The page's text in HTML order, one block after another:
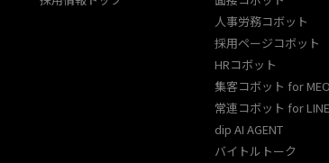
人事労務コボット​
採用ページコボット​
HRコボット
集客コボット for MEO
常連コボット for LINE​
dip AI AGENT
バイトルトーク